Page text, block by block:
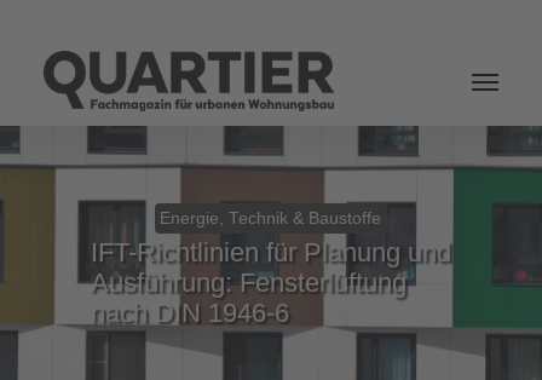
Energie, Technik & Baustoffe
IFT-Richtlinien für Planung und
Ausführung: Fensterlüftung
nach DIN 1946-6